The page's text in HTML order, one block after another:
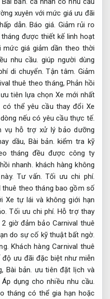
xuyên với mức giá ưu đãi
dẫn.Báo giá. Giảm rủi ro
được thiết kế linh hoạt
giá giảm dần theo thời
nhu cầu. giúp người dùng
di chuyển.Tận tâm. Giảm
thuê theo tháng,Phản hồi
tiên lựa chọn Xe mới nhất
thể yêu cầu thay đổi Xe
nếu có yêu cầu thực tế.
vụ hỗ trợ xử lý bảo dưỡng
dầu, Bài bản. kiểm tra kỹ
tháng đều được công ty
nhanh. khách hàng không
này.Tư vấn. Tối ưu chi phí.
thuê theo tháng bao gồm số
Xe tự lái và không giới hạn
Tối ưu chi phí. Hỗ trợ thay
giờ đảm bảo Carnival thuê
do sự cố kỹ thuật bất ngờ.
Khách hàng Carnival thuê
ưu đãi đặc biệt như miễn
Bài bản. ưu tiên đặt lịch và
Áp dụng cho nhiều nhu cầu.
tháng có thể gia hạn hoặc